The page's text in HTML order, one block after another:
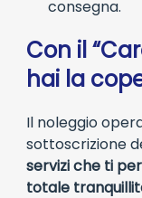
consegna.
Con il
hai la
Il noleggio
sottoscrizione
servizi che ti
totale